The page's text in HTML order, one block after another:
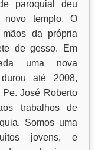
paroquial deu
templo. O
da própria
de gesso. Em
uma nova
até 2008,
José Roberto
trabalhos de
Somos uma
jovens, e